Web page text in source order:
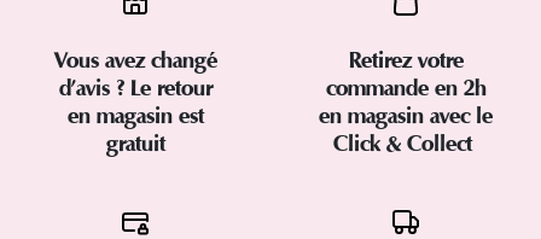
Vous avez changé
d’avis ? Le retour
en magasin est
gratuit
Retirez votre
commande en 2h
en magasin avec le
Click & Collect